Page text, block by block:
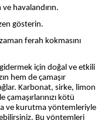
havalandırın.
gösterin.
ferah kokmasını
için doğal ve etkili
hem de çamaşır
Karbonat, sirke, limon
çamaşırlarınızı kötü
ve kurutma yöntemleriyle
Bu yöntemleri